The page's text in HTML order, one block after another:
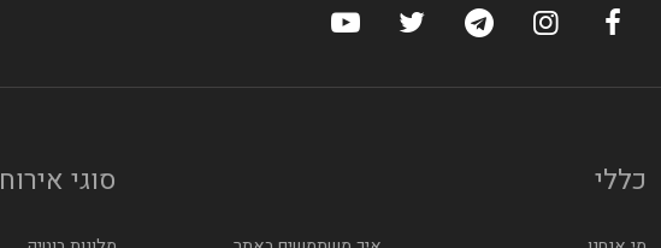
ערוץ הפייסבוק של הוטלס
ערוץ האינסטגרם של הוטלס
ערוץ הטלגרם של הוטלס
ערוץ טוויטר של הוטלס
ערוץ היוטיוב של הוטלס
כללי סוגי אירוח